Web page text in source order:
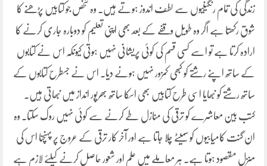
زندگی کی تمام رنگینیوں سے لطف اندوز ہوتے ہیں۔ وہ شخص جو کتابیں پڑھنے کا
شوق رکھتا ہے اگر وہ طویل وقفے کے بعد بھی اپنی تعلیم کو دوبارہ جاری کرنے کا
ارادہ کرتا ہے تو اسے کسی قسم کی کوئی پریشانی نہیں ہوتی کیونکہ اس نے کتابوں
کے ساتھ اپنے رشتے کو کبھی کمزور نہیں ہونے دیا۔ اس نے جسطرح کتابوں کے
ساتھ رشتے کو نبھایا اسی طرح کتابیں بھی اسکا ساتھ بھرپور انداز میں نبھاتی ہیں۔
کتب بین معاشرے کو ترقی کی منازل طے کرنے سے کوئی نہیں روک سکتا۔ وہ
ان گنت کامیابیوں کو سمیٹے چلا جاتا ہے اور آخر کار ترقی کے عروج پر پہنچنا اس کی
منزل مقصود ہوتا ہے۔ ہر معاملے میں علم اور شعور حاصل کرنے کیلئے لازم ہے